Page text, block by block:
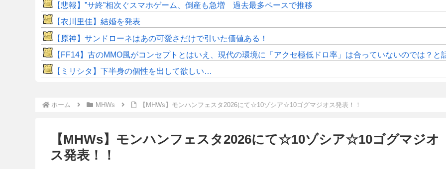
【悲報】”サ終”相次ぐスマホゲーム、倒産も急増 過去最多ペースで推移
【衣川里佳】結婚を発表
【原神】サンドローネはあの可愛さだけで引いた価値ある！
【FF14】古のMMO風がコンセプトとはいえ、現代の環境に「アクセ極低ドロ率」は合っていないのでは？と
【ミリシタ】下半身の個性を出して欲しい…
ホーム MHWs 【MHWs】モンハンフェスタ2026にて☆10ゾシア☆10ゴグマジオス発表！！
【MHWs】モンハンフェスタ2026にて☆10ゾシア☆10ゴグマジオ
ス発表！！